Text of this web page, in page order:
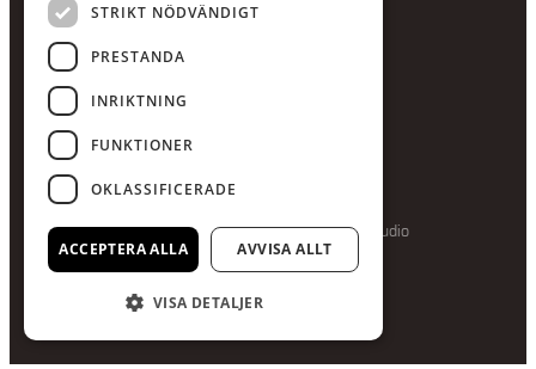
UPPGIFTER
Orgnummer
559375-8161
Swishnummer
123-615 05 28
Producerad av Gota Media Brand Studio
STRIKT NÖDVÄNDIGT
PRESTANDA
INRIKTNING
FUNKTIONER
OKLASSIFICERADE
ACCEPTERA ALLA AVVISA ALLT
VISA DETALJER